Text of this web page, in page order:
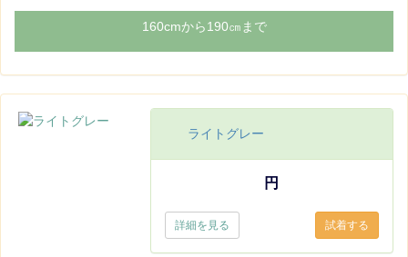
160cmから190㎝まで
ライトグレー
円
詳細を見る